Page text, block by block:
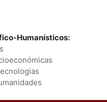
Humanísticos: